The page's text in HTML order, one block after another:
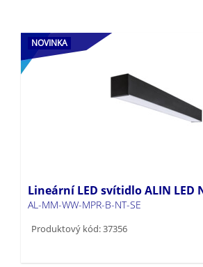
NOVINKA
Lineární LED svítidlo ALIN LED
AL-MM-WW-MPR-B-NT-SE
Produktový kód: 37356